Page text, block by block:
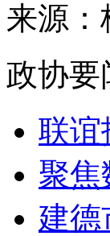
来源
政协要
联谊
聚
建德